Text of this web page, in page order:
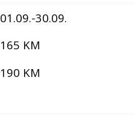
01.09.-30.09.
165 KM
190 KM